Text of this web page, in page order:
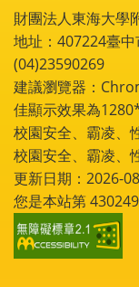
財團法人東海大學
地址：407224臺中
(04)23590269
建議瀏覽器：
佳顯示效果為
校園安全、霸凌、
校園安全、霸凌、
更新日期：2026-
您是本站第